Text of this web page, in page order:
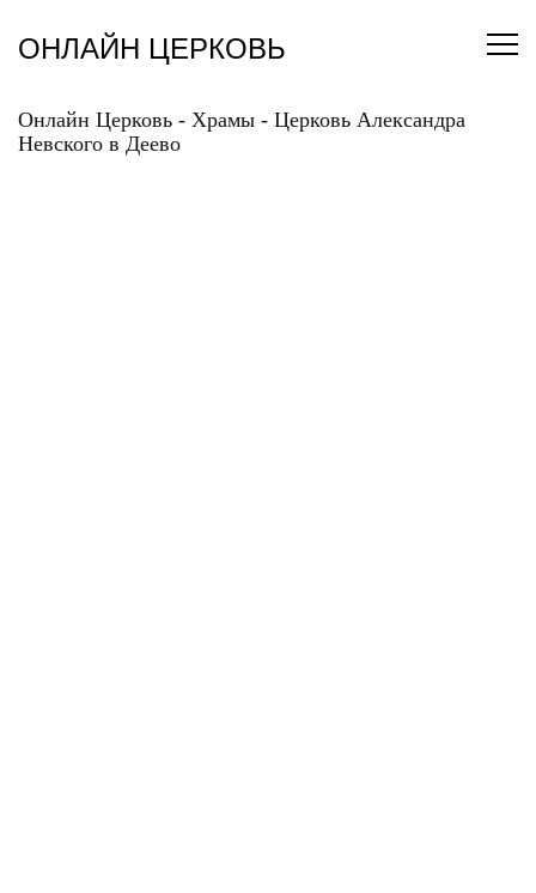
содержанию
ОНЛАЙН ЦЕРКОВЬ
Онлайн Церковь - Храмы - Церковь Александра
Невского в Деево